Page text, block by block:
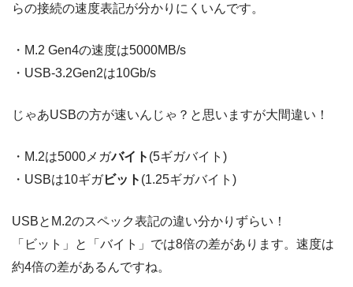
らの接続の速度表記が分かりにくいんです。
・M.2 Gen4の速度は5000MB/s
・USB-3.2Gen2は10Gb/s
じゃあUSBの方が速いんじゃ？と思いますが大間違い！
・M.2は5000 メガバイト (5ギガバイト)
・USBは10ギガビット (1.25ギガバイト)
USBとM.2のスペック表記の違い分かりずらい！
「ビット」と「バイト」では8倍の差があります。速度は
約4倍の差があるんですね。